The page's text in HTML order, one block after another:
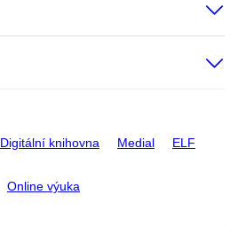
Digitální knihovna Medial ELF
Online výuka